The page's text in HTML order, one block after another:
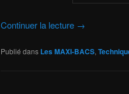
Continuer la lecture →
Publié dans Les MAXI-BACS,